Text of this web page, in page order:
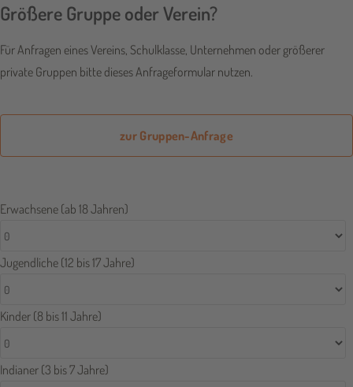
Größere Gruppe oder Verein?
Für Anfragen eines Vereins, Schulklasse, Unternehmen oder größerer
private Gruppen bitte dieses Anfrageformular nutzen.
zur Gruppen-Anfrage
Erwachsene (ab 18 Jahren)
Jugendliche (12 bis 17 Jahre)
Kinder (8 bis 11 Jahre)
Indianer (3 bis 7 Jahre)